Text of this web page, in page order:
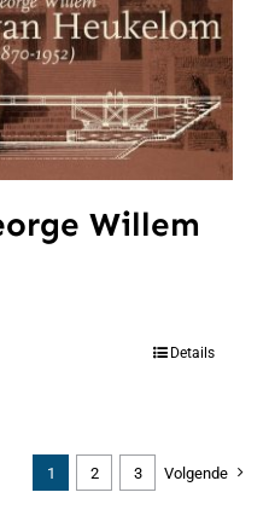
Willem
Details
1 2 3 Volgende